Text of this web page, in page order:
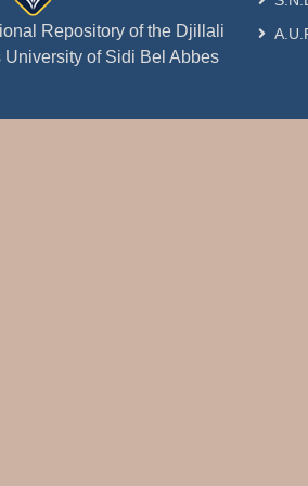
Repository of the Djillali
University of Sidi Bel Abbes